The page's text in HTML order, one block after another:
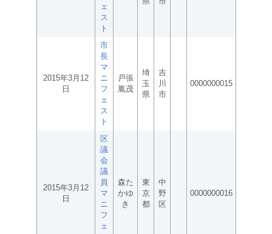
ェ
ス
ト
2015年3月12
日
市
長
マ
ニ
フ
ェ
ス
ト
戸張
胤茂
埼
玉
県
吉
川
市
0000000015
2015年3月12
日
区
議
会
議
員
マ
ニ
フ
ェ
森た
かゆ
き
東
京
都
中
野
区
0000000016